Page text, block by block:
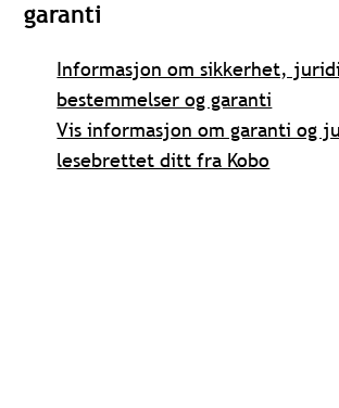
garanti
Informasjon om sikkerhet,
bestemmelser og garanti
Vis informasjon om garanti og
lesebrettet ditt fra Kobo